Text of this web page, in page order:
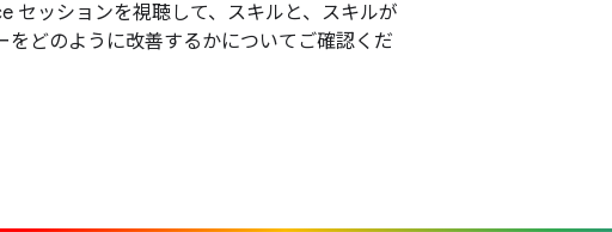
ッションを視聴して、スキルと、スキルが
どのように改善するかについてご確認くだ